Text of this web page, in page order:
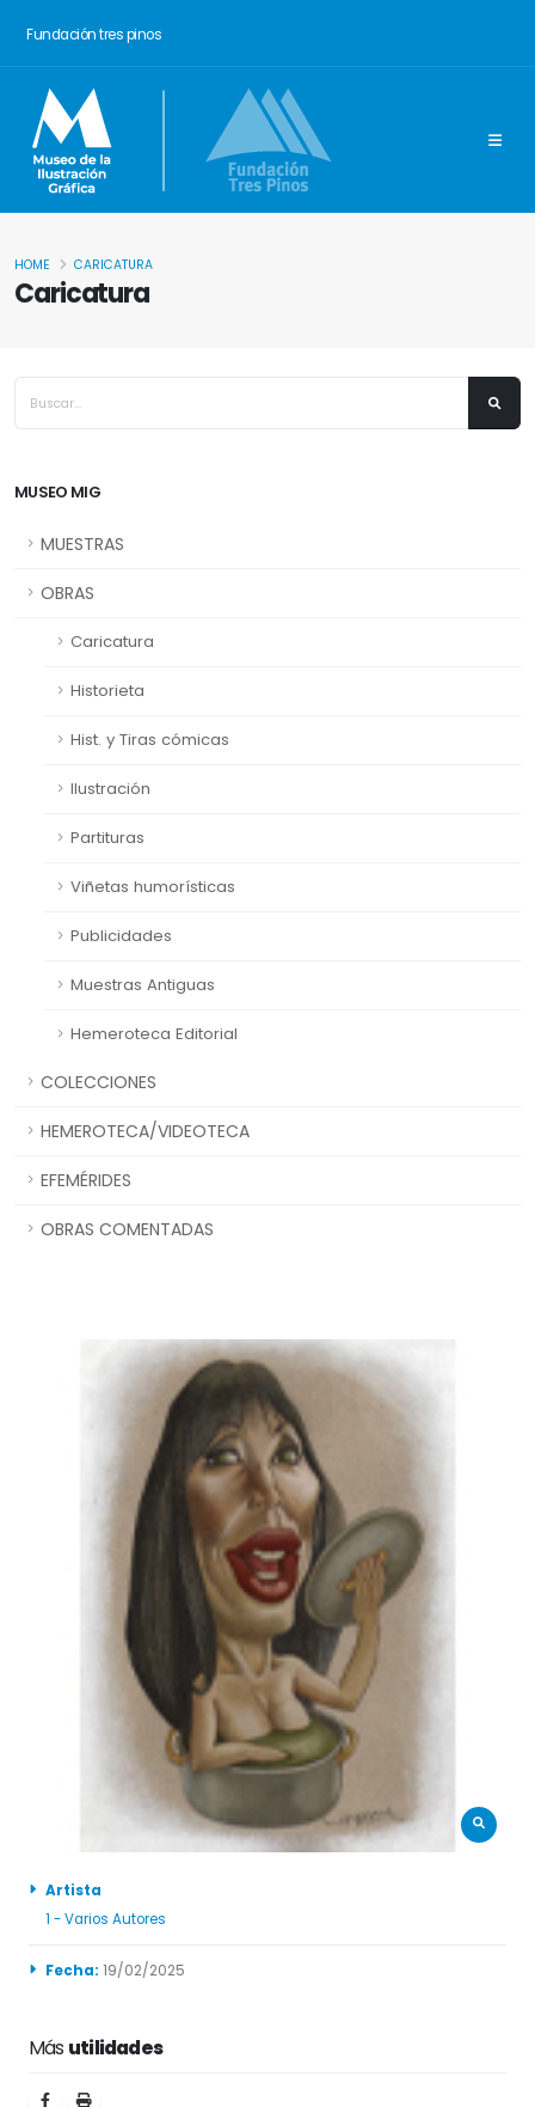
Fundación tres pinos
Caricatura
HOME CARICATURA
MUSEO MIG
MUESTRAS
OBRAS
Caricatura
Historieta
Hist. y Tiras cómicas
Ilustración
Partituras
Viñetas humorísticas
Publicidades
Muestras Antiguas
Hemeroteca Editorial
COLECCIONES
HEMEROTECA/VIDEOTECA
EFEMÉRIDES
OBRAS COMENTADAS
Artista
1 - Varios Autores
Fecha: 19/02/2025
Más utilidades